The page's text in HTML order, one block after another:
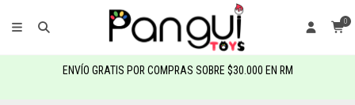
0
ENVÍO GRATIS POR COMPRAS SOBRE $30.000 EN RM